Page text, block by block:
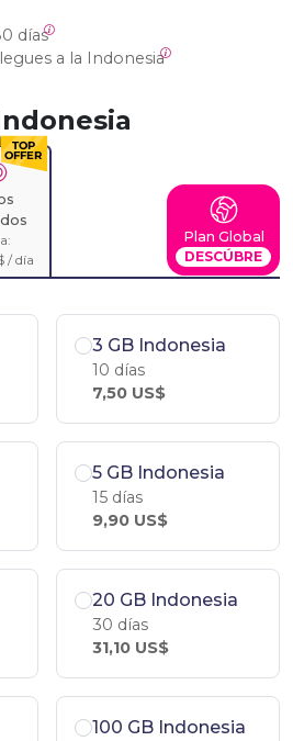
días
a la Indonesia
/ día
Plan Global
DESCÚBRE
3 GB Indonesia
10 días
7,50 US$
5 GB Indonesia
15 días
9,90 US$
20 GB Indonesia
30 días
31,10 US$
100 GB Indonesia